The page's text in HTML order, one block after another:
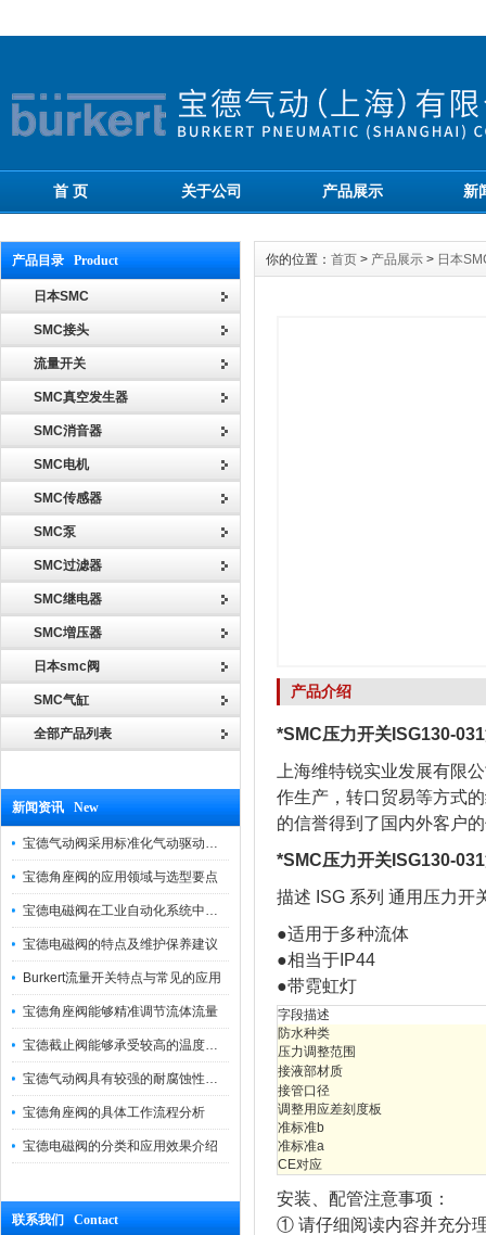
首 页 关于公司 产品展示 新
产品目录 Product
日本SMC
SMC接头
流量开关
SMC真空发生器
SMC消音器
SMC电机
SMC传感器
SMC泵
SMC过滤器
SMC继电器
SMC増压器
日本smc阀
SMC气缸
全部产品列表
新闻资讯 New
宝德气动阀采用标准化气动驱动设计，可匹配各类工业气源工况
宝德角座阀的应用领域与选型要点
宝德电磁阀在工业自动化系统中的作用
宝德电磁阀的特点及维护保养建议
Burkert流量开关特点与常见的应用
宝德角座阀能够精准调节流体流量
宝德截止阀能够承受较高的温度和压力
宝德气动阀具有较强的耐腐蚀性和抗震性
宝德角座阀的具体工作流程分析
宝德电磁阀的分类和应用效果介绍
联系我们 Contact
你的位置： 首页 > 产品展示 > 日本
产品介绍
*SMC压力开关ISG130-
上海维特锐实业发展有限
作生产，转口贸易等方式
的信誉得到了国内外客户
*SMC压力开关ISG130-
描述 ISG 系列 通用压力开
●适用于多种流体
●相当于IP44
●带霓虹灯
字段描述
防水种类
压力调整范围
接液部材质
接管口径
调整用应差刻度板
准标准b
准标准a
CE对应
安装、配管注意事项：
① 请仔细阅读内容并充分